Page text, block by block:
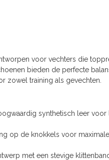
voor vechters die
bieden de perfecte
zowel training als gevechten.
synthetisch leer
op de knokkels voor
met een stevige